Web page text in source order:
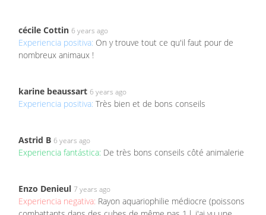
cécile Cottin 6 years ago
Experiencia positiva: On y trouve tout ce qu'il faut pour de
nombreux animaux !
karine beaussart 6 years ago
Experiencia positiva: Très bien et de bons conseils
Astrid B 6 years ago
Experiencia fantástica: De très bons conseils côté animalerie
Enzo Denieul 7 years ago
Experiencia negativa: Rayon aquariophilie médiocre (poissons